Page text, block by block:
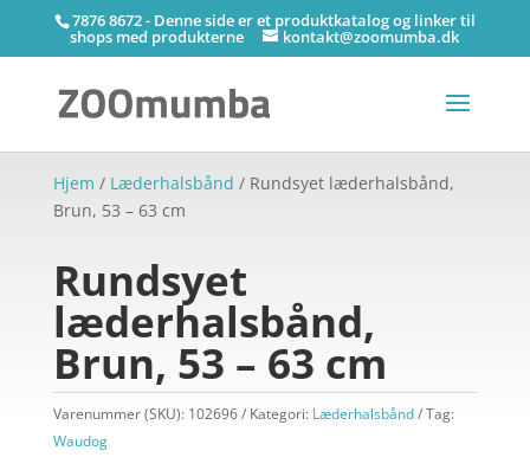
7876 8672 - Denne side er et produktkatalog og linker til
shops med produkterne kontakt@zoomumba.dk
Hjem / Læderhalsbånd / Rundsyet læderhalsbånd,
Brun, 53 – 63 cm
Rundsyet
læderhalsbånd,
Brun, 53 – 63 cm
Varenummer (SKU): 102696 Kategori: Læderhalsbånd
Tag:
Waudog